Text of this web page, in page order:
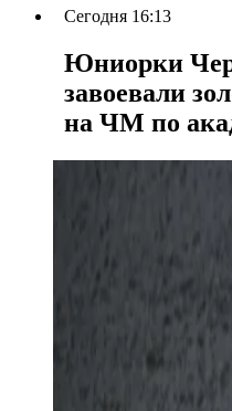
Сегодня 16:13
Юниорки
завоевали
на ЧМ по